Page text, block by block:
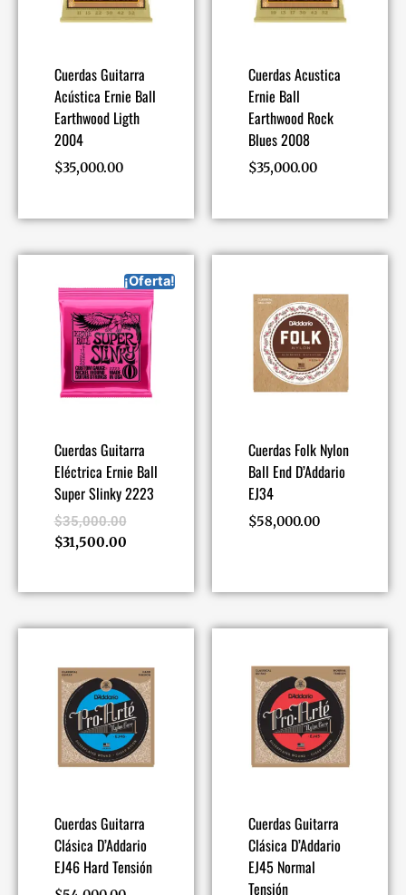
Cuerdas Guitarra
Acústica Ernie Ball
Earthwood Ligth
2004
$35,000.00
Cuerdas Acustica
Ernie Ball
Earthwood Rock
Blues 2008
$35,000.00
¡Oferta!
Cuerdas Guitarra
Eléctrica Ernie Ball
Super Slinky 2223
$35,000.00
$31,500.00
Cuerdas Folk Nylon
Ball End D’Addario
EJ34
$58,000.00
Cuerdas Guitarra
Clásica D’Addario
EJ46 Hard Tensión
Cuerdas Guitarra
Clásica D’Addario
EJ45 Normal
Tensión